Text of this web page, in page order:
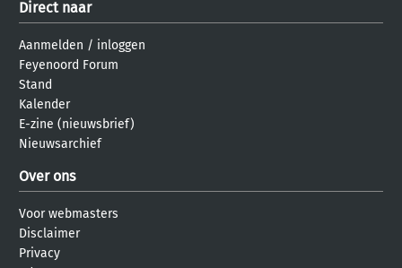
Direct naar
Aanmelden / inloggen
Feyenoord Forum
Stand
Kalender
E-zine (nieuwsbrief)
Nieuwsarchief
Over ons
Voor webmasters
Disclaimer
Privacy